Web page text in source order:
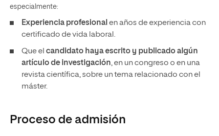
especialmente:
Experiencia profesional en años de experiencia con
certificado de vida laboral.
Que el candidato haya escrito y publicado algún
artículo de investigación, en un congreso o en una
revista científica, sobre un tema relacionado con el
máster.
Proceso de admisión